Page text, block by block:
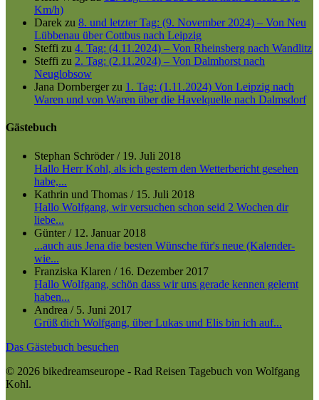
Km/h)
Darek zu 8. und letzter Tag: (9. November 2024) – Von Neu
Lübbenau über Cottbus nach Leipzig
Steffi zu 4. Tag: (4.11.2024) – Von Rheinsberg nach Wandlitz
Steffi zu 2. Tag: (2.11.2024) – Von Dalmhorst nach
Neuglobsow
Jana Dornbergerzu 1. Tag: (1.11.2024) Von Leipzig nach
Waren und von Waren über die Havelquelle nach Dalmsdorf
Gästebuch
Stephan Schröder/ 19. Juli 2018
Hallo Herr Kohl, als ich gestern den Wetterbericht gesehen
habe,...
Kathrin und Thomas / 15. Juli 2018
Hallo Wolfgang, wir versuchen schon seid 2 Wochen dir
liebe...
Günter/ 12. Januar 2018
...auch aus Jena die besten Wünsche für's neue (Kalender-
wie...
Franziska Klaren / 16. Dezember 2017
Hallo Wolfgang, schön dass wir uns gerade kennen gelernt
haben...
Andrea / 5. Juni 2017
Grüß dich Wolfgang, über Lukas und Elis bin ich auf...
Das Gästebuch besuchen
© 2026 bikedreamseurope - Rad Reisen Tagebuch von Wolfgang
Kohl.